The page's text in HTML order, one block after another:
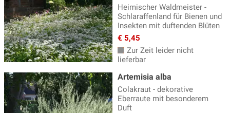
Heimischer Waldmeister -
Schlaraffenland für Bienen und
Insekten mit duftenden Blüten
€ 5,45
Zur Zeit leider nicht
lieferbar
Artemisia alba
Colakraut - dekorative
Eberraute mit besonderem
Duft